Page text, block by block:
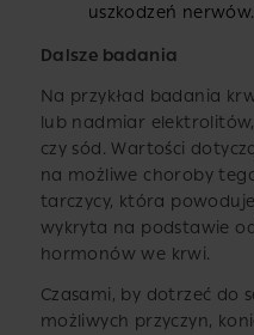
uszkodzeń nerwów.
Dalsze badania
Na przykład badania
lub nadmiar
czy sód. Wartości
na możliwe choroby
tarczycy, która
wykryta na podstawie
hormonów we krwi.
Czasami, by dotrzeć do
możliwych przyczyn,